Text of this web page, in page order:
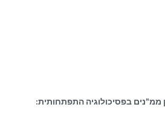
ממ"נים בפסיכולוגיה התפתחותית: